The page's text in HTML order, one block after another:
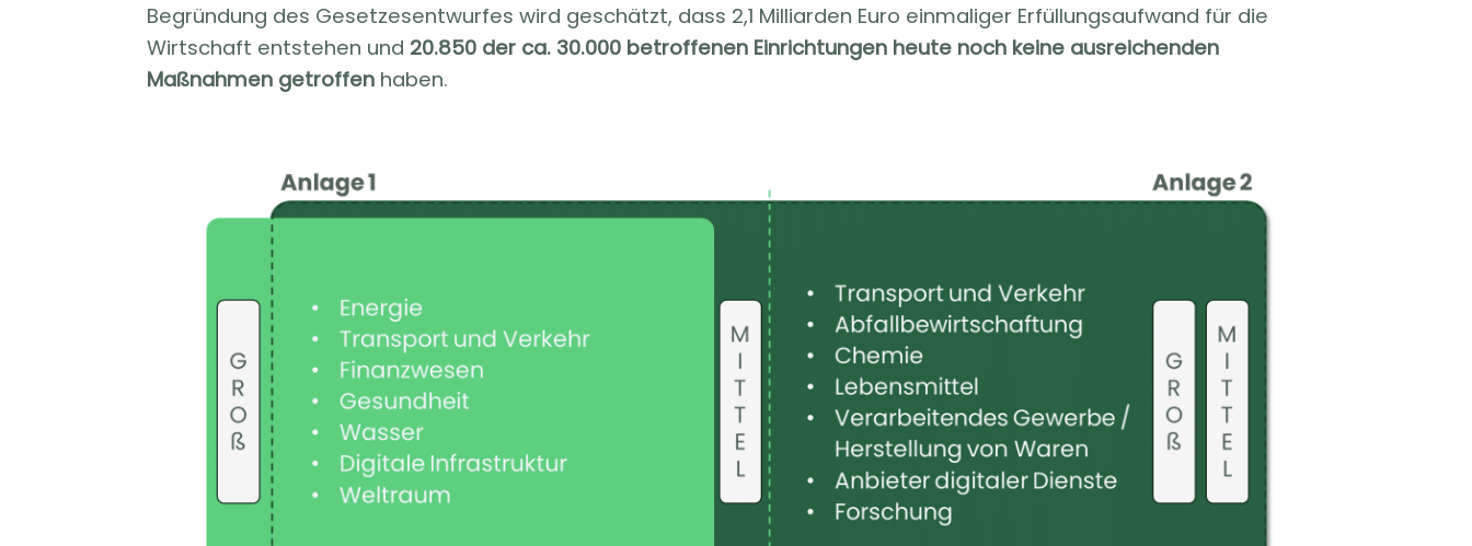
Begründung des Gesetzesentwurfes wird geschätzt, dass 2,1 Milliarden Euro einmaliger Erfüllungsaufwand für die
Wirtschaft entstehen und 20.850 der ca. 30.000 betroffenen Einrichtungen heute noch keine ausreichenden
Maßnahmen getroffen haben.